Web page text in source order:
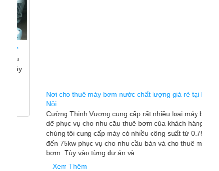
Nơi cho thuê máy bơm nước chất lượng giá rẻ tại Hà
Cường Thịnh Vương cung cấp rất nhiều loại máy bơm
để phục vụ cho nhu cầu thuê bơm của khách hàng,
chúng tôi cung cấp máy có nhiều công suất từ 0.75kw
đến 75kw phục vụ cho nhu cầu bán và cho thuê máy
bơm. Tùy vào từng dự án và
Xem Thêm